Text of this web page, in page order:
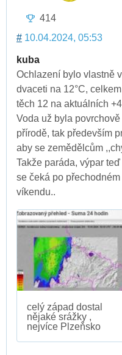
414
# 10.04.2024, 05:53
kuba
Ochlazení bylo vlastně
dvaceti na 12°C,
těch 12 na aktuálních
Voda už byla
přírodě, tak především
aby se zemědělcům
Takže paráda, výpar
se čeká po
víkendu..
celý západ dostal
nějaké srážky ,
nejvíce Plzeňsko